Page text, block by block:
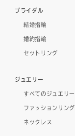
ブライダル
結婚指輪
婚約指輪
セットリング
ジュエリー
すべてのジュエリー
ファッションリング
ネックレス